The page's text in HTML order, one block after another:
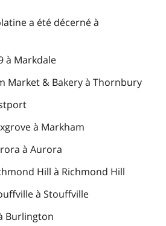
a été décerné à
à Markdale
Market & Bakery à Thornbury
à Markham
à Aurora
Hill à Richmond Hill
à Stouffville
Burlington